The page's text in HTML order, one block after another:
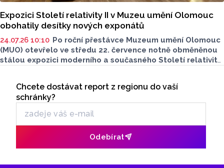
Expozici Století relativity II v Muzeu umění Olomouc
obohatily desítky nových exponátů
24.07.26 10:10 Po roční přestávce Muzeum umění Olomouc
(MUO) otevřelo ve středu 22. července notně obměněnou
stálou expozici moderního a současného Století relativity
se různých, často protichůdných, uměleckých stylů
na pozadí víceméně lineární časové osy. Důraz je položený
především na malířská a sochařská díla, která
návštěvníkům přibližují základní proudy a tendence
Odběr newsletteru
Chcete dostávat report z regionu do vaší
schránky?
Odebírat